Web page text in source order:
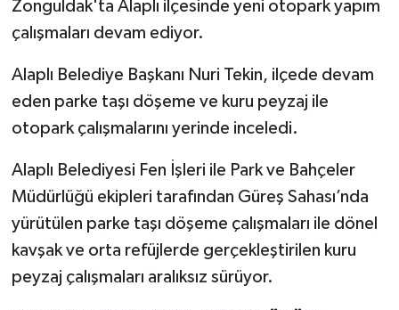
Zonguldak'ta Alaplı ilçesinde yeni otopark yapım
çalışmaları devam ediyor.
Alaplı Belediye Başkanı Nuri Tekin, ilçede devam
eden parke taşı döşeme ve kuru peyzaj ile
otopark çalışmalarını yerinde inceledi.
Alaplı Belediyesi Fen İşleri ile Park ve Bahçeler
Müdürlüğü ekipleri tarafından Güreş Sahası’nda
yürütülen parke taşı döşeme çalışmaları ile dönel
kavşak ve orta refüjlerde gerçekleştirilen kuru
peyzaj çalışmaları aralıksız sürüyor.